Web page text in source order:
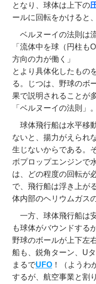
となり、球体は上下の
ールに回転をかけると
ベルヌーイの法則は
「流体中を球（円柱も
方向の力が働く」
とより具体化したもの
る。じつは、野球のボ
果で説明されることが
「ベルヌーイの法則」。
球体飛行船は水平移
ないと、揚力がえられ
生じないからである。
ボプロップエンジンで
は、どの程度の回転が
で、飛行船は浮き上が
体内部のヘリウムガス
一方、球体飛行船は
も球体がバウンドする
野球のボールが上下左
船も、鋭角ターン、U
まるでUFO！（ようわ
するが、航空事業と割